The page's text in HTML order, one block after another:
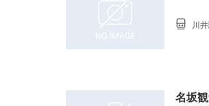
川
名坂